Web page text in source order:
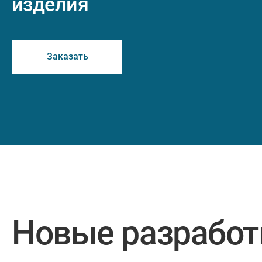
Заказать
Новые